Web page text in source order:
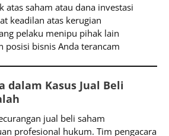
atas saham atau dana investasi
keadilan atas kerugian
pelaku menipu pihak lain
posisi bisnis Anda terancam
dalam Kasus Jual Beli
jual beli saham
profesional hukum. Tim pengacara